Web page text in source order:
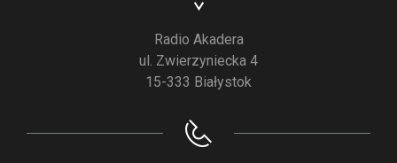
Radio Akadera
ul. Zwierzyniecka 4
15-333 Białystok